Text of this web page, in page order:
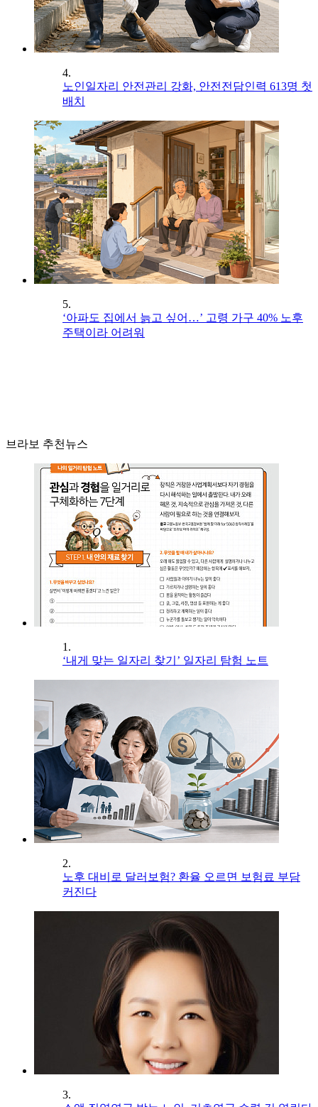
4.
노인일자리 안전관리 강화, 안전전담인력 613명 첫
배치
5.
‘아파도 집에서 늙고 싶어…’ 고령 가구 40% 노후
주택이라 어려워
브라보 추천뉴스
1.
‘내게 맞는 일자리 찾기’ 일자리 탐험 노트
2.
노후 대비로 달러보험? 환율 오르면 보험료 부담
커진다
3.